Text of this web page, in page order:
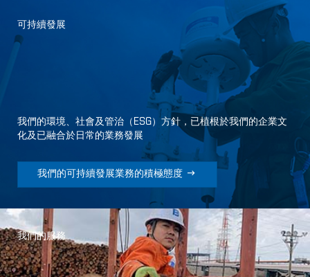
可持續發展
我們的環境、社會及管治（ESG）方針，已植根於我們的企業文
化及已融合於日常的業務發展
我們的可持續發展業務的積極態度 
我們的服務